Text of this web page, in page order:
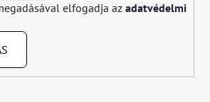
elfogadja az adatvédelmi